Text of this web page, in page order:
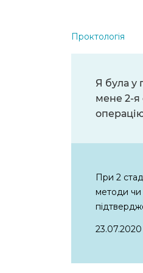
Проктологія
Я була у
мене 2-я
При 2
методи чи
23.07.2020